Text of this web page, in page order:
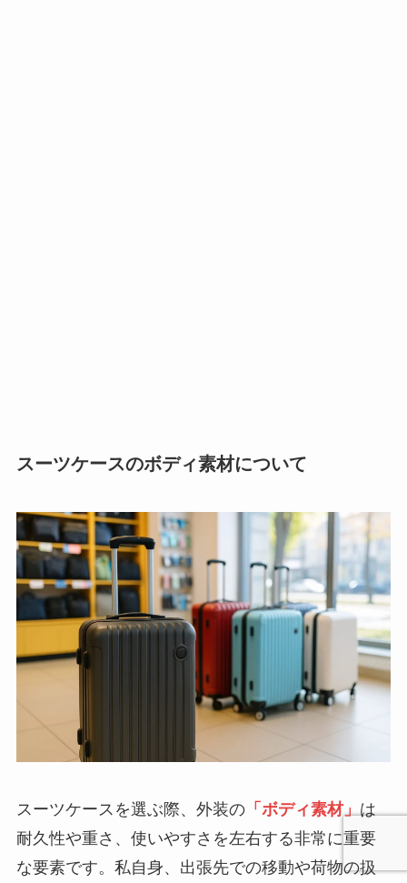
スーツケースのボディ素材について
スーツケースを選ぶ際、外装の「ボディ素材」 は
耐久性や重さ、使いやすさを左右する非常に重要
な要素です。私自身、出張先での移動や荷物の扱